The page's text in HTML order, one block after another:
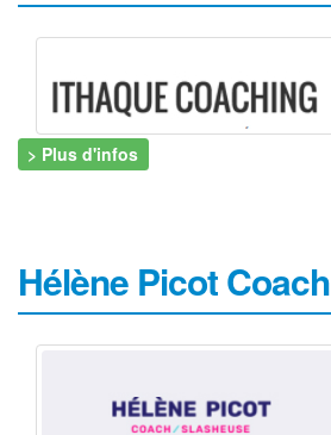
> Plus d'infos
Hélène Picot Coach